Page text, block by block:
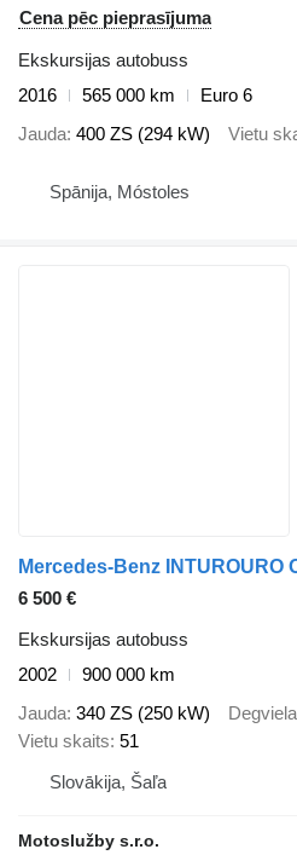
Cena pēc pieprasījuma
Ekskursijas autobuss
2016
565 000 km
Euro 6
Jauda 400 ZS (294 kW) Vietu
Spānija, Móstoles
Mercedes-Benz INTUROURO
6 500 €
Ekskursijas autobuss
2002
900 000 km
Jauda 340 ZS (250 kW) Degviela
Vietu skaits 51
Slovākija, Šaľa
Motoslužby s.r.o.